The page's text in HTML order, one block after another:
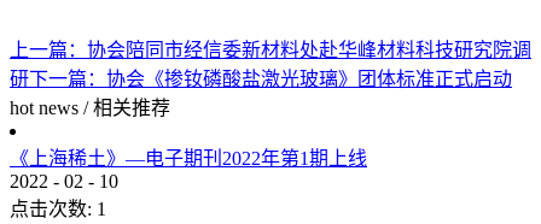
上一篇： 协会陪同市经信委新材料处赴华峰材料科技研究院调
研下一篇： 协会《掺钕磷酸盐激光玻璃》团体标准正式启动
hot news / 相关推荐
《上海稀土》—电子期刊2022年第1期上线
2022 - 02 - 10
点击次数: 1